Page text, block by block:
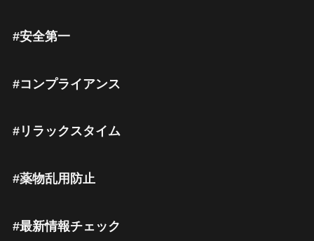
#安全第一
#コンプライアンス
#リラックスタイム
#薬物乱用防止
#最新情報チェック